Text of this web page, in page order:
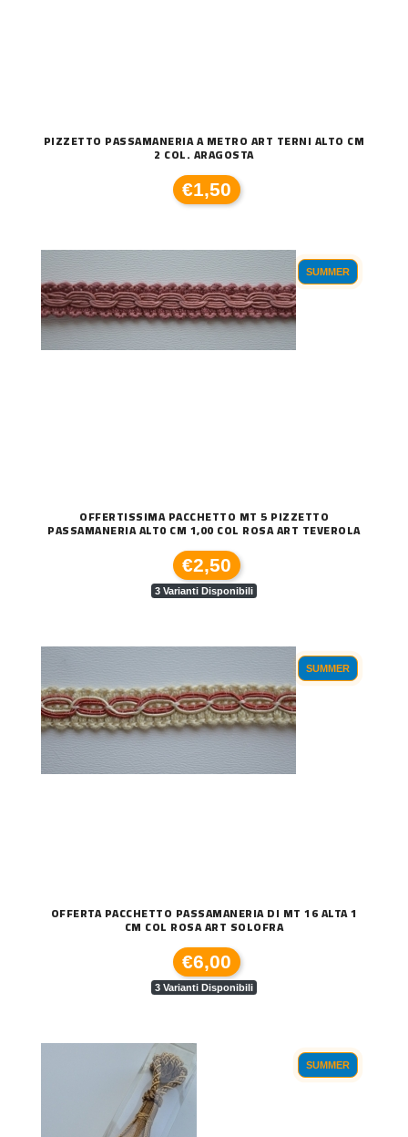
PIZZETTO PASSAMANERIA A METRO ART TERNI ALTO CM
2 COL. ARAGOSTA
€1,50
SUMMER
OFFERTISSIMA PACCHETTO MT 5 PIZZETTO
PASSAMANERIA ALT0 CM 1,00 COL ROSA ART TEVEROLA
€2,50
3 Varianti Disponibili
SUMMER
OFFERTA PACCHETTO PASSAMANERIA DI MT 16 ALTA 1
CM COL ROSA ART SOLOFRA
€6,00
3 Varianti Disponibili
SUMMER